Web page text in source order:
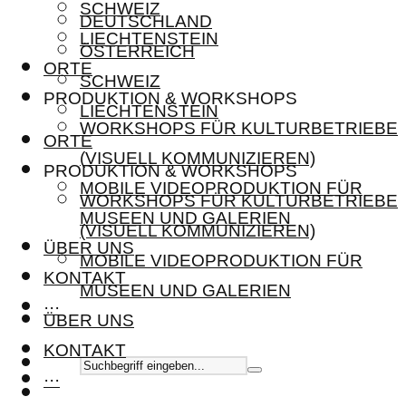
SCHWEIZ
LIECHTENSTEIN
ORTE
PRODUKTION & WORKSHOPS
WORKSHOPS FÜR KULTURBETRIEBE
(VISUELL KOMMUNIZIEREN)
MOBILE VIDEOPRODUKTION FÜR
MUSEEN UND GALERIEN
ÜBER UNS
KONTAKT
···
DEUTSCHLAND
ÖSTERREICH
SCHWEIZ
LIECHTENSTEIN
ORTE
PRODUKTION & WORKSHOPS
WORKSHOPS FÜR KULTURBETRIEBE
(VISUELL KOMMUNIZIEREN)
MOBILE VIDEOPRODUKTION FÜR
MUSEEN UND GALERIEN
ÜBER UNS
KONTAKT
···